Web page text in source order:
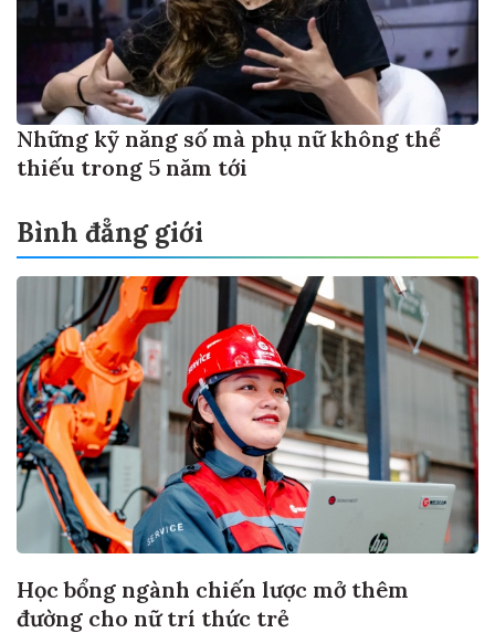
Những kỹ năng số mà phụ nữ không thể
thiếu trong 5 năm tới
Bình đẳng giới
Học bổng ngành chiến lược mở thêm
đường cho nữ trí thức trẻ